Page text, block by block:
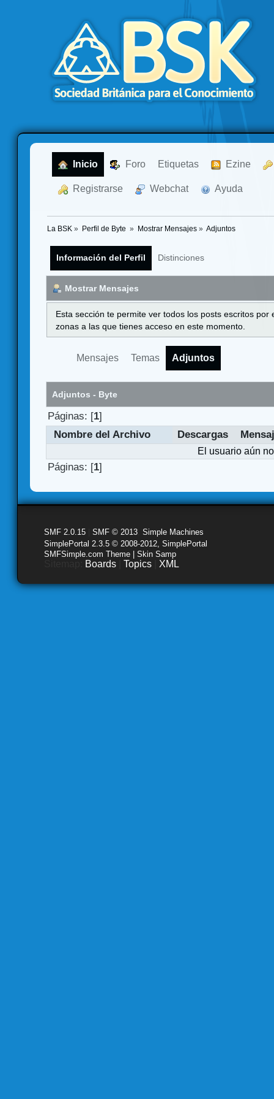
Inicio Foro Etiquetas Ezine
Registrarse Webchat Ayuda
La BSK » Perfil de Byte » Mostrar Mensajes» Adjuntos
Información del Perfil Distinciones
Mostrar Mensajes
Esta sección te permite ver todos los posts escritos
zonas a las que tienes acceso en este momento.
Mensajes Temas Adjuntos
Adjuntos - Byte
Páginas: [1]
Nombre del Archivo
Descargas
El usuario aún
Páginas: [1]
SMF 2.0.15 SMF © 2013 Simple Machines
SimplePortal 2.3.5 © 2008-2012, SimplePortal
SMFSimple.com Theme | Skin Samp
Boards Topics XML